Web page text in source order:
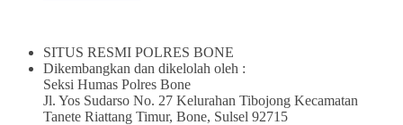
SITUS RESMI POLRES BONE
Dikembangkan dan dikelolah oleh :
Seksi Humas Polres Bone
Jl. Yos Sudarso No. 27 Kelurahan Tibojong Kecamatan
Tanete Riattang Timur, Bone, Sulsel 92715